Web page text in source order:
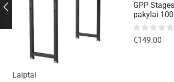
Laiptai
GPP
pakylai
€149.00